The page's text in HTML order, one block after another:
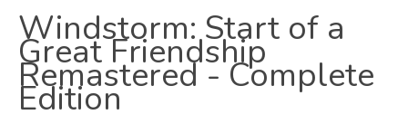
Windstorm: Start of a
Great Friendship
Remastered - Complete
Edition